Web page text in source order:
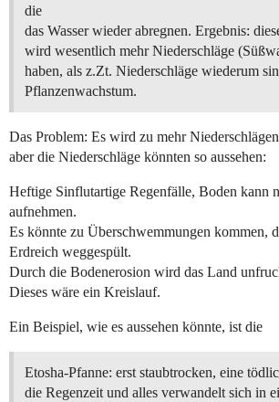
die
das Wasser wieder abregnen. Ergebnis:
wird wesentlich mehr Niederschläge
haben, als z.Zt. Niederschläge wiederum
Pflanzenwachstum.
Das Problem: Es wird zu mehr
aber die Niederschläge könnten so aussehen:
Heftige Sinflutartige Regenfälle, Boden kann
aufnehmen.
Es könnte zu Überschwemmungen kommen,
Erdreich weggespült.
Durch die Bodenerosion wird das Land
Dieses wäre ein Kreislauf.
Ein Beispiel, wie es aussehen könnte, ist die
Etosha-Pfanne: erst staubtrocken, eine
die Regenzeit und alles verwandelt sich in